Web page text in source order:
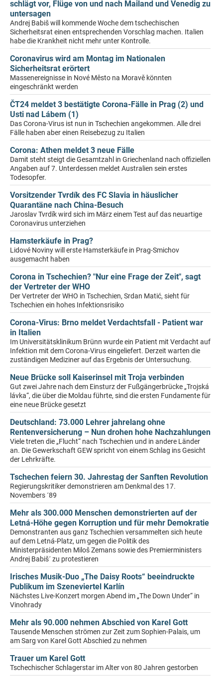
schlägt vor, Flüge von und nach Mailand und Venedig zu
untersagen
Andrej Babiš will kommende Woche dem tschechischen
Sicherheitsrat einen entsprechenden Vorschlag machen. Italien
habe die Krankheit nicht mehr unter Kontrolle.
Coronavirus wird am Montag im Nationalen
Sicherheitsrat erörtert
Massenereignisse in Nové Město na Moravě könnten
eingeschränkt werden
ČT24 meldet 3 bestätigte Corona-Fälle in Prag (2) und
Usti nad Lábem (1)
Das Corona-Virus ist nun in Tschechien angekommen. Alle drei
Fälle haben aber einen Reisebezug zu Italien
Corona: Athen meldet 3 neue Fälle
Damit steht steigt die Gesamtzahl in Griechenland nach offiziellen
Angaben auf 7. Unterdessen meldet Australien sein erstes
Todesopfer.
Vorsitzender Tvrdík des FC Slavia in häuslicher
Quarantäne nach China-Besuch
Jaroslav Tvrdík wird sich im März einem Test auf das neuartige
Coronavirus unterziehen
Hamsterkäufe in Prag?
Lidové Noviny will erste Hamsterkäufe in Prag-Smichov
ausgemacht haben
Corona in Tschechien? "Nur eine Frage der Zeit", sagt
der Vertreter der WHO
Der Vertreter der WHO in Tschechien, Srdan Matić, sieht für
Tschechien ein hohes Infektionsrisiko
Corona-Virus: Brno meldet Verdachtsfall - Patient war
in Italien
Im Universitätsklinikum Brünn wurde ein Patient mit Verdacht auf
Infektion mit dem Corona-Virus eingeliefert. Derzeit warten die
zuständigen Mediziner auf das Ergebnis der Untersuchung.
Neue Brücke soll Kaiserinsel mit Troja verbinden
Gut zwei Jahre nach dem Einsturz der Fußgängerbrücke „Trojská
lávka“, die über die Moldau führte, sind die ersten Fundamente für
eine neue Brücke gesetzt
Deutschland: 73.000 Lehrer jahrelang ohne
Rentenversicherung – Nun drohen hohe Nachzahlungen
Viele treten die „Flucht“ nach Tschechien und in andere Länder
an. Die Gewerkschaft GEW spricht von einem Schlag ins Gesicht
der Lehrkräfte.
Tschechen feiern 30. Jahrestag der Sanften Revolution
Regierungskritiker demonstrieren am Denkmal des 17.
Novembers ´89
Mehr als 300.000 Menschen demonstrierten auf der
Letná-Höhe gegen Korruption und für mehr Demokratie
Demonstranten aus ganz Tschechien versammelten sich heute
auf dem Letná-Platz, um gegen die Politik des
Ministerpräsidenten Miloš Zemans sowie des Premierministers
Andrej Babiš´ zu protestieren
Irisches Musik-Duo „The Daisy Roots“ beeindruckte
Publikum im Szeneviertel Karlín
Nächstes Live-Konzert morgen Abend im „The Down Under“ in
Vinohrady
Mehr als 90.000 nehmen Abschied von Karel Gott
Tausende Menschen strömen zur Zeit zum Sophien-Palais, um
am Sarg von Karel Gott Abschied zu nehmen
Trauer um Karel Gott
Tschechischer Schlagerstar im Alter von 80 Jahren gestorben